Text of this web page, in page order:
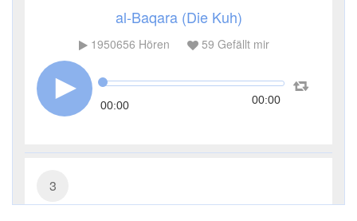
al-Baqara (Die Kuh)
1950656 Hören 59 Gefällt mir
00:00 00:00
3